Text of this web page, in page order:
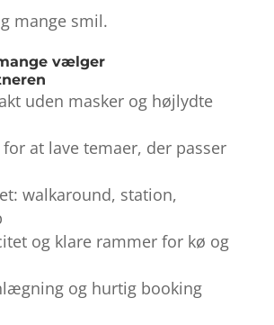
mange smil.
vælger
uden masker og højlydte
at lave temaer, der passer
walkaround, station,
og klare rammer for kø og
og hurtig booking